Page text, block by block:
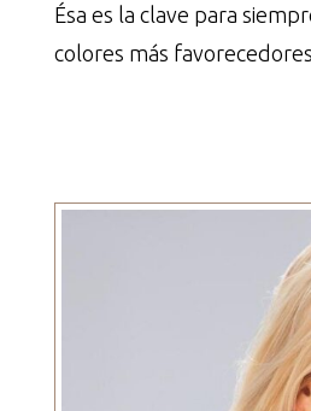
Ésa es la clave para
colores más favorecedores.